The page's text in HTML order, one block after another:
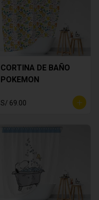
CORTINA DE BAÑO
POKEMON
S/ 69.00